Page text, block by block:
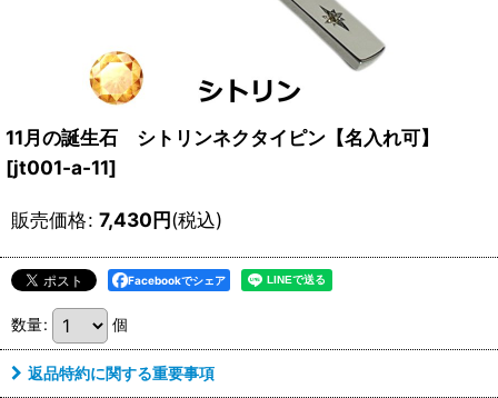
11月の誕生石 シトリンネクタイピン【名入れ可】
[jt001-a-11]
販売価格: 7,430円(税込)
Facebookでシェア
数量: 個
返品特約に関する重要事項